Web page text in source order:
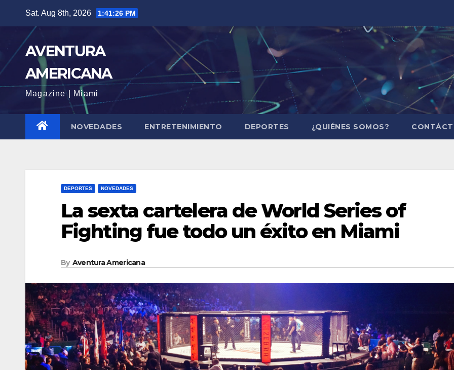
content
Sat. Aug 8th, 2026 1:41:28 PM
AVENTURA
AMERICANA
Magazine | Miami
NOVEDADES ENTRETENIMIENTO DEPORTES ¿QUIÉNES SOMOS?
DEPORTES NOVEDADES
La sexta cartelera de World Series of
Fighting fue todo un éxito en Miami
By Aventura Americana